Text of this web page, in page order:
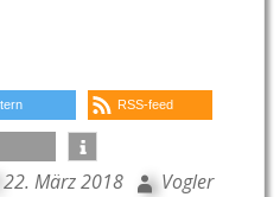
RSS-feed
22. März 2018 Vogler